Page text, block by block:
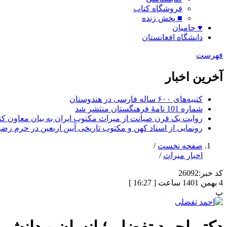
فروشگاه کتاب
■ پخش زنده
♥ حامیان
دانشگاه افغانستان
فهرست
آخرین اخبار
کتیبه‌های ۶۰۰ ساله فارسی در هندوستان
شماره 101 نامۀ فرهنگستان منتشر شد
روایت یک قرن صیانت از میراث مکتوب ایران به بیان معاون
رونمایی از اسناد کهن و مکتوب تاریخی آیین اربعین در حرم
صفحه نخست /
اخبار میراث /
کد خبر:26092
4 بهمن 1401 ساعت [ 16:27 ]
پ